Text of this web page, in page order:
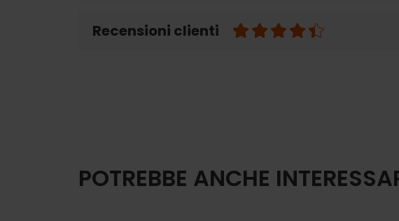
Recensioni clienti
POTREBBE ANCHE